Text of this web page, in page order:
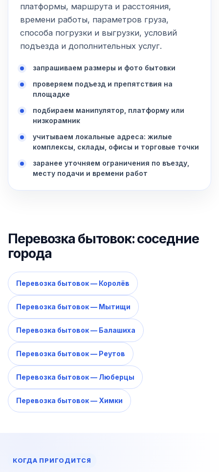
платформы, маршрута и расстояния,
времени работы, параметров груза,
способа погрузки и выгрузки, условий
подъезда и дополнительных услуг.
запрашиваем размеры и фото бытовки
проверяем подъезд и препятствия на
площадке
подбираем манипулятор, платформу или
низкорамник
учитываем локальные адреса: жилые
комплексы, склады, офисы и торговые точки
заранее уточняем ограничения по въезду,
месту подачи и времени работ
Перевозка бытовок: соседние
города
Перевозка бытовок — Королёв
Перевозка бытовок — Мытищи
Перевозка бытовок — Балашиха
Перевозка бытовок — Реутов
Перевозка бытовок — Люберцы
Перевозка бытовок — Химки
КОГДА ПРИГОДИТСЯ